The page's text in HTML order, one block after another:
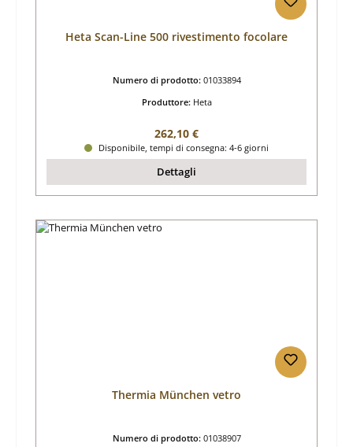
Heta Scan-Line 500 rivestimento focolare
Numero di prodotto: 01033894
Produttore: Heta
Prezzo normale:
262,10 €
Disponibile, tempi di consegna: 4-6 giorni
Dettagli
Thermia München vetro
Numero di prodotto: 01038907